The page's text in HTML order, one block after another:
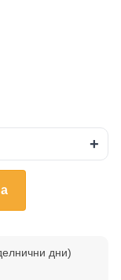
+
дни)